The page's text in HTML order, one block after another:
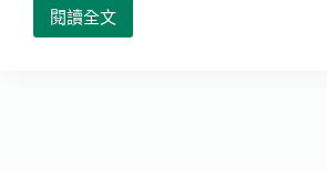
閱讀全文
【美